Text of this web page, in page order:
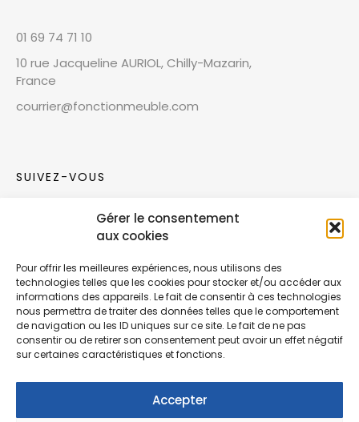
Gérer le consentement
aux cookies
Pour offrir les meilleures expériences, nous utilisons des
technologies telles que les cookies pour stocker et/ou accéder aux
informations des appareils. Le fait de consentir à ces technologies
nous permettra de traiter des données telles que le comportement
de navigation ou les ID uniques sur ce site. Le fait de ne pas
consentir ou de retirer son consentement peut avoir un effet négatif
sur certaines caractéristiques et fonctions.
Accepter
01 69 74 71 10
10 rue Jacqueline AURIOL, Chilly-Mazarin,
France
courrier@fonctionmeuble.com
SUIVEZ-VOUS
Rejoignez notre communauté sur les réseaux
Nouvelles collections, vie de l’équipe ou
inspirations : soyez informés de nos dernières
actualités.